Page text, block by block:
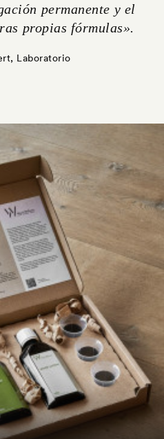
permanente y el
propias fórmulas».
Laboratorio